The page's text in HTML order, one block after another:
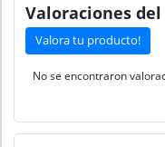
Valoraciones
Valora tu producto!
No se encontraron